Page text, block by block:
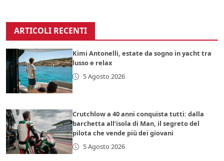
ARTICOLI RECENTI
Kimi Antonelli, estate da sogno in yacht tra
lusso e relax
5 Agosto 2026
Crutchlow a 40 anni conquista tutti: dalla
barchetta all’isola di Man, il segreto del
pilota che vende più dei giovani
5 Agosto 2026